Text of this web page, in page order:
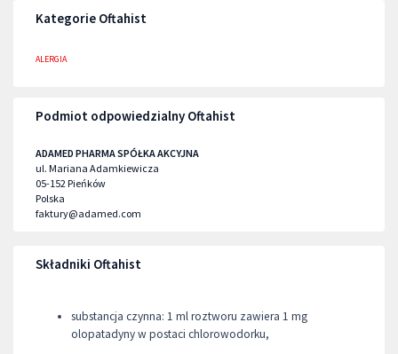
Kategorie Oftahist
ALERGIA
Podmiot odpowiedzialny Oftahist
ADAMED PHARMA SPÓŁKA AKCYJNA
ul. Mariana Adamkiewicza
05-152Pieńków
Polska
faktury@adamed.com
Składniki Oftahist
substancja czynna: 1 ml roztworu zawiera 1 mg
olopatadyny w postaci chlorowodorku,